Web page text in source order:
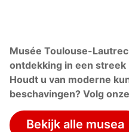
Musée Toulouse-
ontdekking in een streek
Houdt u van moderne
beschavingen? Volg
Bekijk alle musea